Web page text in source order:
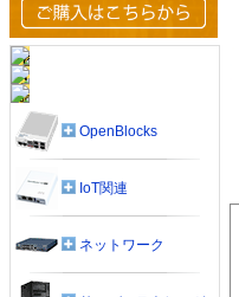
OpenBlocks
IoT関連
ネットワーク